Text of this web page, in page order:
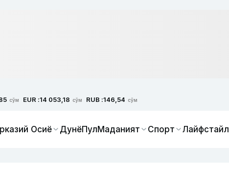
сўм EUR :14 053,18 сўм RUB :146,54 сўм
Осиё ДунёПулМаданият Спорт Лайфстайл